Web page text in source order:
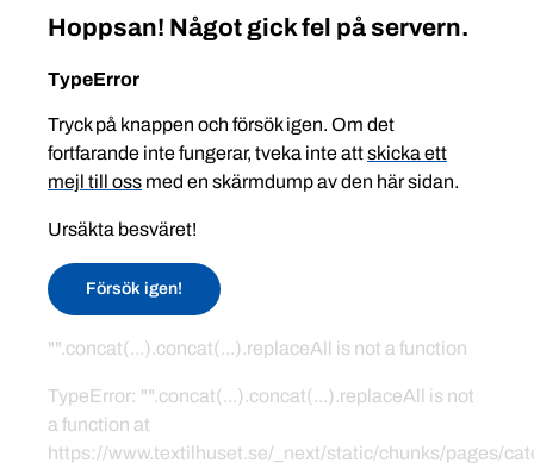
Hoppsan! Något gick fel på servern.
TypeError
Tryck på knappen och försök igen. Om det
fortfarande inte fungerar, tveka inte attskicka ett
mejl till oss med en skärmdump av den här sidan.
Ursäkta besväret!
Försök igen!
"".concat(...).concat(...).replaceAll is not a function
TypeError: "".concat(...).concat(...).replaceAll is not
a function at
https://www.textilhuset.se/_next/static/chunks/pages/